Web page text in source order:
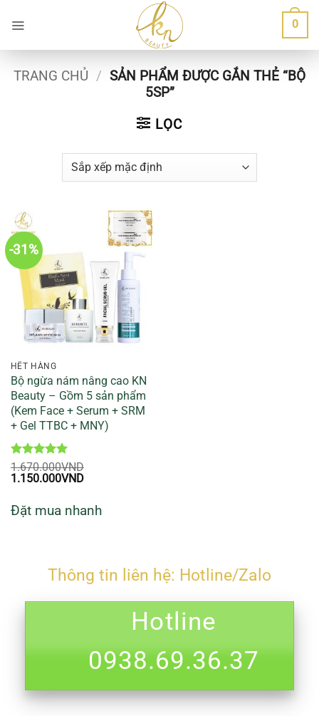
qua
nội
dung
0
TRANG CHỦ / SẢN PHẨM ĐƯỢC GẮN THẺ “BỘ
5SP”
LỌC
-31%
HẾT HÀNG
Bộ ngừa nám nâng cao KN
Beauty – Gồm 5 sản phẩm
(Kem Face + Serum + SRM
+ Gel TTBC + MNY)
Được xếp
hạng55
1.670.000VND
Giá
1.670.000VND.
1.150.000VNDGiá
là:
Đặt mua nhanh
Thông tin liên hệ: Hotline/Zalo
Hotline
0938.69.36.37